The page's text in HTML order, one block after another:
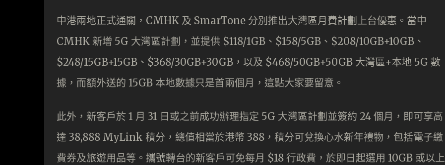
中港兩地正式通關，CMHK 及 SmarTone 分別推出大灣區月費計劃上台優惠。當中
CMHK 新增 5G 大灣區計劃，並提供 $118/1GB、$158/5GB、$208/10GB+10GB、
$248/15GB+15GB、$368/30GB+30GB，以及 $468/50GB+50GB 大灣區+本地 5G 數
據，而額外送的 15GB 本地數據只是首兩個月，這點大家要留意。
此外，新客戶於 1 月 31 日或之前成功辦理指定 5G 大灣區計劃並簽約 24 個月，即可享高
達 38,888 MyLink 積分，總值相當於港幣 388，積分可兌換心水新年禮物，包括電子繳
費券及旅遊用品等。攜號轉台的新客戶可免每月 $18 行政費，於即日起選用 10GB 或以上